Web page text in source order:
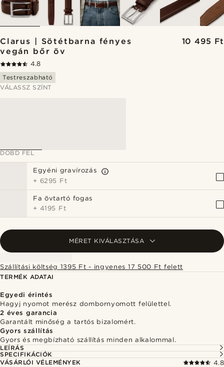
Clarus | Sötétbarna fényes
vegán bőr öv
10 495 Ft
4.8
Testreszabható
VÁLASSZ SZÍNT
DOBD FEL
Egyéni gravírozás
+ 6295 Ft
Fa övtartó fogas
+ 4195 Ft
MÉRET KIVÁLASZTÁSA
Szállítási költség 1395 Ft - ingyenes 17 500 Ft felett
TERMÉK ADATAI
Egyedi érintés
Hagyj nyomot merész dombornyomott felülettel.
2 éves garancia
Garantált minőség a tartós bizalomért.
Gyors szállítás
Gyors és megbízható szállítás minden alkalommal.
LEÍRÁS
SPECIFIKÁCIÓK
VÁSÁRLÓI VÉLEMÉNYEK
4.8